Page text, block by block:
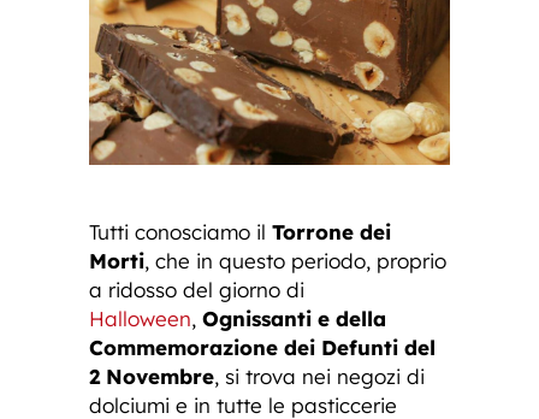
Tutti conosciamo il Torrone dei
Morti, che in questo periodo, proprio
a ridosso del giorno di
Halloween, Ognissanti e della
Commemorazione dei Defunti del
2 Novembre, si trova nei negozi di
dolciumi e in tutte le pasticcerie